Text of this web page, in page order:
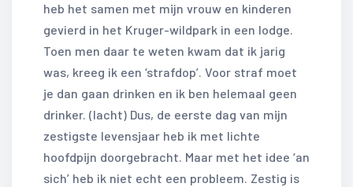
heb het samen met mijn vrouw en kinderen
gevierd in het Kruger-wildpark in een lodge.
Toen men daar te weten kwam dat ik jarig
was, kreeg ik een ‘strafdop’. Voor straf moet
je dan gaan drinken en ik ben helemaal geen
drinker. (lacht) Dus, de eerste dag van mijn
zestigste levensjaar heb ik met lichte
hoofdpijn doorgebracht. Maar met het idee ‘an
sich’ heb ik niet echt een probleem. Zestig is